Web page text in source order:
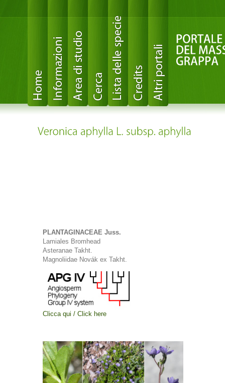
PLANTAGINACEAE Juss.
Lamiales Bromhead
Asteranae Takht.
Magnoliidae Novák ex Takht.
Clicca qui / Click here